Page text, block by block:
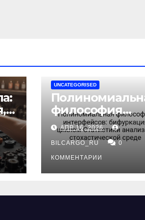
UNCATEGORISED
философия
интерфейсов:
бифуркация
циклом
Статистики
анализа в
среде
АПР 16, 2026
BILCARGO_RU 0
КОММЕНТАРИИ